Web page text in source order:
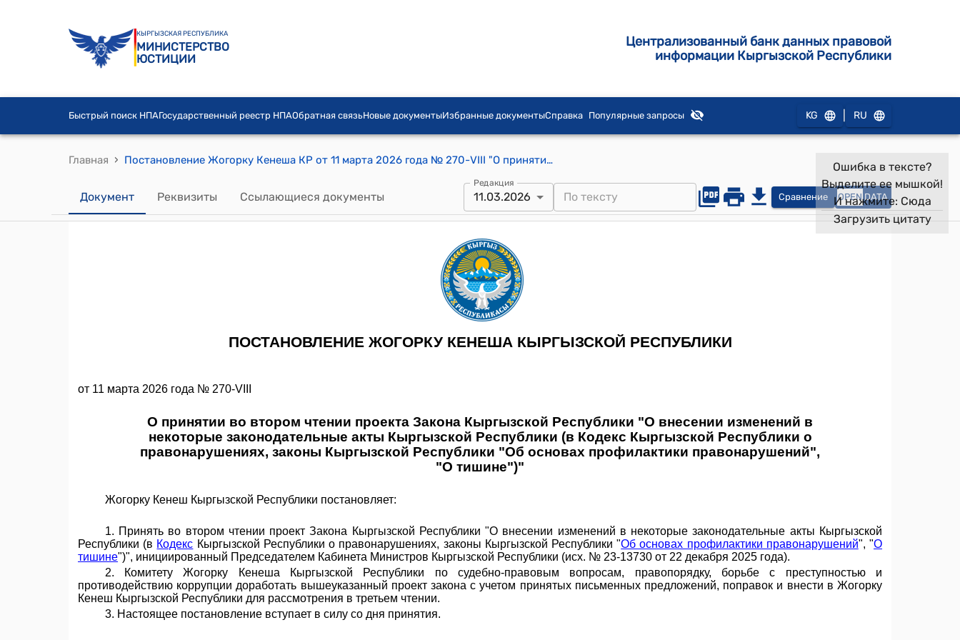
КЫРГЫЗСКАЯ РЕСПУБЛИКА
МИНИСТЕРСТВО
ЮСТИЦИИ
Централизованный банк данных правовой
информации Кыргызской Республики
Быстрый поиск НПАГосударственный реестр НПАОбратная связьНовые документыИзбранные документыСправка Популярные запросы KG RU
Главная › Постановление Жогорку Кенеша КР от 11 марта 2026 года № 270-VIII "О принятии во втором чтении проекта Закона Кыргызской Республики "О внесении изменений в некоторые законодательные акты Кыргызской Республики (в Кодекс Кыргызской Республики о правонарушениях, законы Кыргызской Республики "Об основах профилактики правонарушений", "О тишине")"
Документ Реквизиты Ссылающиеся документы
Редакция
11.03.2026 Сравнение OPEN DATA
Ошибка в тексте?
Выделите ее мышкой!
И нажмите: Сюда
Загрузить цитату